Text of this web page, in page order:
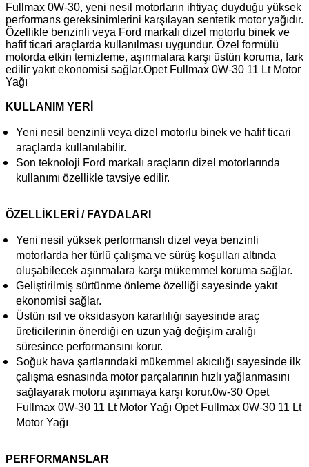
Fullmax 0W-30, yeni nesil motorların ihtiyaç duyduğu yüksek
performans gereksinimlerini karşılayan sentetik motor yağıdır.
Özellikle benzinli veya Ford markalı dizel motorlu binek ve
hafif ticari araçlarda kullanılması uygundur. Özel formülü
motorda etkin temizleme, aşınmalara karşı üstün koruma, fark
edilir yakıt ekonomisi sağlar.Opet Fullmax 0W-30 11 Lt Motor
Yağı
KULLANIM YERİ
Yeni nesil benzinli veya dizel motorlu binek ve hafif ticari
araçlarda kullanılabilir.
Son teknoloji Ford markalı araçların dizel motorlarında
kullanımı özellikle tavsiye edilir.
ÖZELLİKLERİ / FAYDALARI
Yeni nesil yüksek performanslı dizel veya benzinli
motorlarda her türlü çalışma ve sürüş koşulları altında
oluşabilecek aşınmalara karşı mükemmel koruma sağlar.
Geliştirilmiş sürtünme önleme özelliği sayesinde yakıt
ekonomisi sağlar.
Üstün ısıl ve oksidasyon kararlılığı sayesinde araç
üreticilerinin önerdiği en uzun yağ değişim aralığı
süresince performansını korur.
Soğuk hava şartlarındaki mükemmel akıcılığı sayesinde ilk
çalışma esnasında motor parçalarının hızlı yağlanmasını
sağlayarak motoru aşınmaya karşı korur.0w-30 Opet
Fullmax 0W-30 11 Lt Motor Yağı Opet Fullmax 0W-30 11 Lt
Motor Yağı
PERFORMANSLAR